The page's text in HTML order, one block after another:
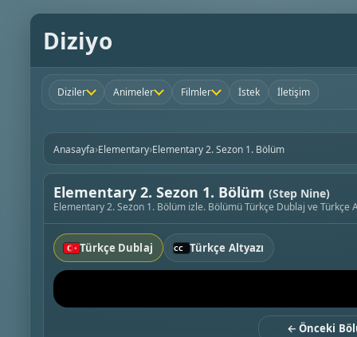
Diziyo
Diziler Animeler Filmler İstek İletişim
Anasayfa›Elementary›Elementary 2. Sezon 1. Bölüm
Elementary 2. Sezon 1. Bölüm (Step Nine)
Elementary 2. Sezon 1. Bölüm izle. Bölümü Türkçe Dublaj ve Türkçe
Türkçe Dublaj Türkçe Altyazı
← Önceki